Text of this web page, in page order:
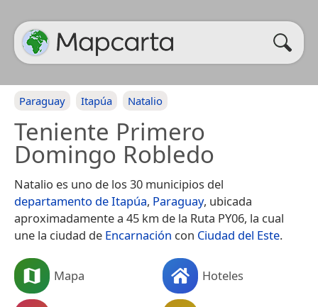
Paraguay Itapúa Natalio
Teniente Primero
Domingo Robledo
Natalio es uno de los 30 municipios del
departamento de Itapúa, Paraguay, ubicada
aproximadamente a 45 km de la Ruta PY06, la cual
une la ciudad de Encarnación con Ciudad del Este.
Mapa Hoteles